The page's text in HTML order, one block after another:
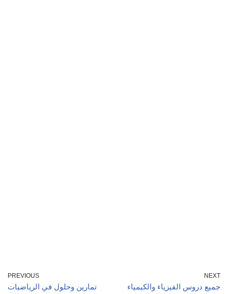
PREVIOUS
تمارين وحلول في الرياضيات
NEXT
جميع دروس الفيزياء والكيمياء